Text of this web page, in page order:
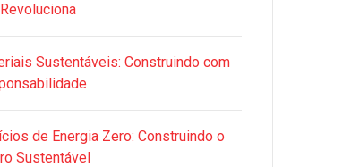
Sustentáveis: Construindo com
de Energia Zero: Construindo o
Sustentável